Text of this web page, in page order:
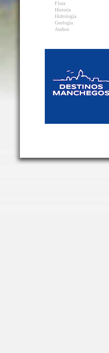
Flora
Historia
Hidrología
Geología
Audios